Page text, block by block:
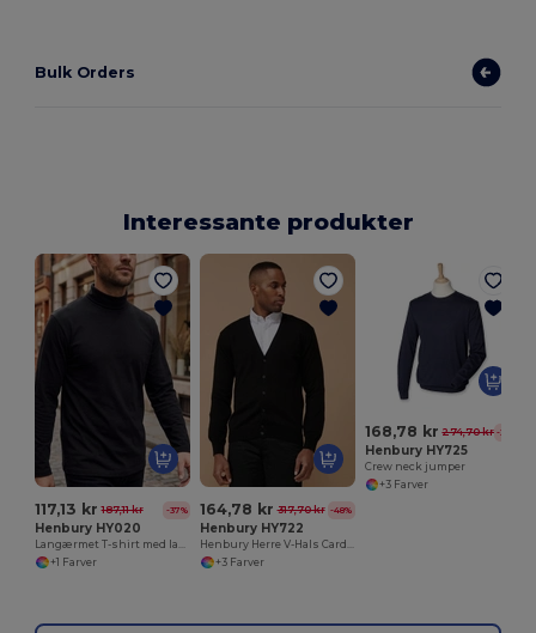
Bulk Orders
Interessante produkter
117,13 kr 187,11 kr -37%
Henbury HY020
Langærmet T-shirt med lange ærmer til mænd
+1 Farver
164,78 kr 317,70 kr -48%
Henbury HY722
Henbury Herre V-Hals Cardigan i Bomuld og Akryl
+3 Farver
168,78 kr 274,70 kr -39%
Henbury HY725
Crew neck jumper
+3 Farver